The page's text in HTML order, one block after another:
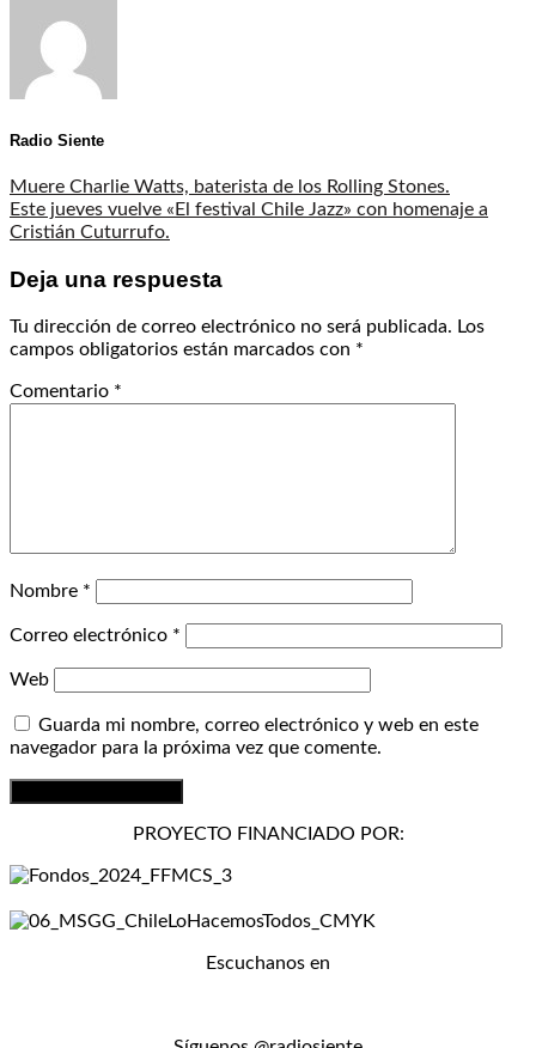
Radio Siente
Muere Charlie Watts, baterista de los Rolling Stones.
Este jueves vuelve «El festival Chile Jazz» con homenaje a
Cristián Cuturrufo.
Deja una respuesta
Tu dirección de correo electrónico no será publicada. Los
campos obligatorios están marcados con *
Comentario *
Nombre *
Correo electrónico *
Web
Guarda mi nombre, correo electrónico y web en este
navegador para la próxima vez que comente.
PROYECTO FINANCIADO POR:
Escuchanos en